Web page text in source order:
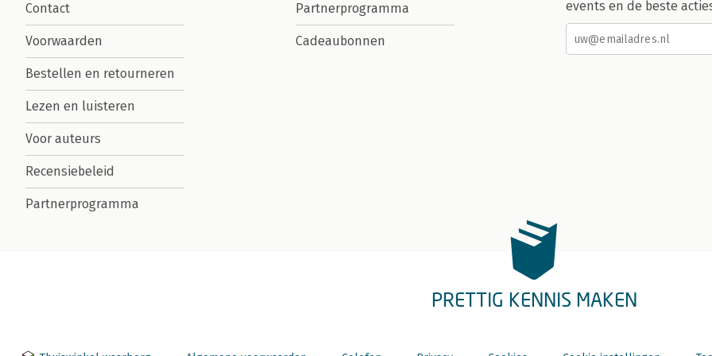
Contact
Voorwaarden
Bestellen en retourneren
Lezen en luisteren
Voor auteurs
Recensiebeleid
Partnerprogramma
Partnerprogramma
Cadeaubonnen
events en de beste
PRETTIG KENNIS MAKEN